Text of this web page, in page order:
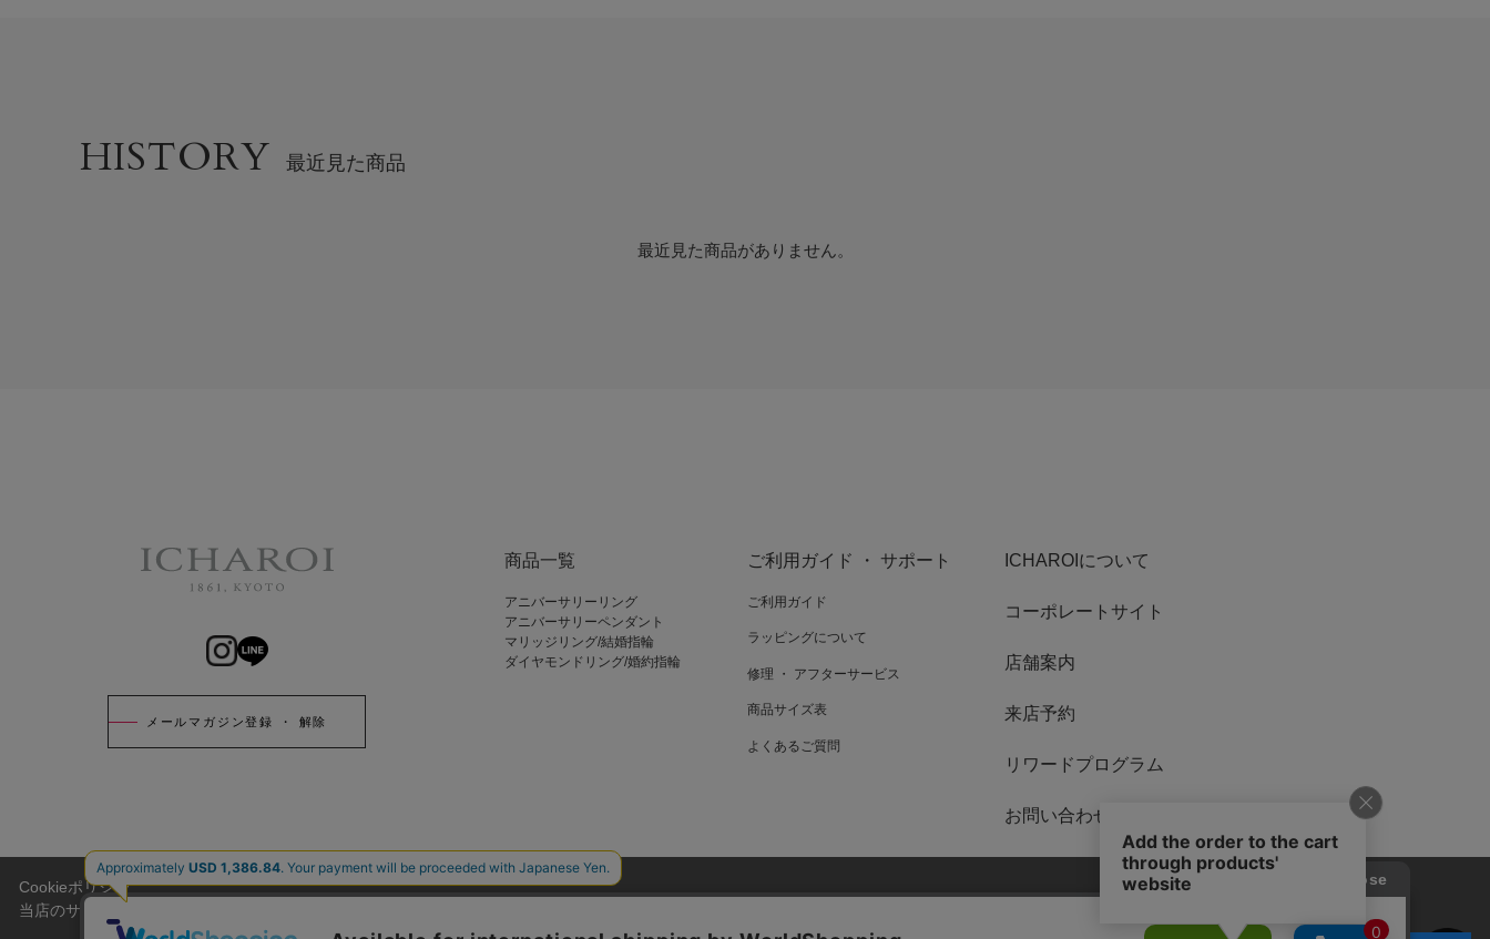
HISTORY
最近見た商品がありません。
メールマガジン登録 ・ 解除
商品一覧
アニバーサリーリング
アニバーサリーペンダント
マリッジリング/結婚指輪
ダイヤモンドリング/婚約指輪
ご利用ガイド ・ サポート
ご利用ガイド
ラッピングについて
修理 ・ アフターサービス
商品サイズ表
よくあるご質問
ICHAROIについて
コーポレートサイト
店舗案内
来店予約
リワードプログラム
お問い合わせ
Cookieポリシー
当店のサイトには、お客様がより便利にご利用頂けるように、Cookieを使用しているページがございます。